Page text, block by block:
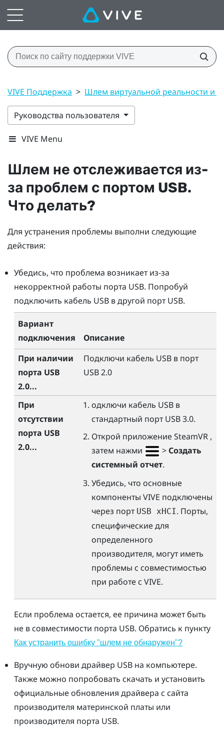
VIVE Поддержка > Шлем виртуальной реальности и
Руководства пользователя
VIVE Menu
Шлем не отслеживается из-
за проблем с портом USB.
Что делать?
Для устранения проблемы выполни следующие
действия:
Убедись, что проблема возникает из-за
некорректной работы порта USB. Попробуй
подключить кабель USB в другой порт USB.
Вариант
подключения
Описание
При наличии
порта USB
2.0...
Подключи кабель USB в порт
USB 2.0
При
отсутствии
порта USB
2.0...
одключи кабель USB в
стандартный порт USB 3.0.
Открой приложение SteamVR,
затем нажми
>Создать
системный отчет.
Убедись, что основные
компоненты VIVE подключены
через порт USB xHCI. Порты,
специфические для
определенного
производителя, могут иметь
проблемы с совместимостью
при работе с VIVE.
Если проблема остается, ее причина может быть
не в совместимости порта USB. Обратись к пункту
Как устранить ошибку "‍шлем не обнаружен"‍?
Вручную обнови драйвер USB на компьютере.
Также можно попробовать скачать и установить
официальные обновления драйвера с сайта
производителя материнской платы или
производителя порта USB.